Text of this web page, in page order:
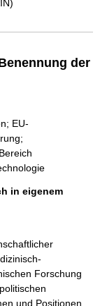
der
EU-
in eigenem
Forschung
und Positionen